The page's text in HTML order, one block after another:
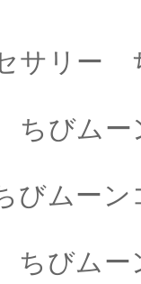
サリー
びムー
ムーン
びムー